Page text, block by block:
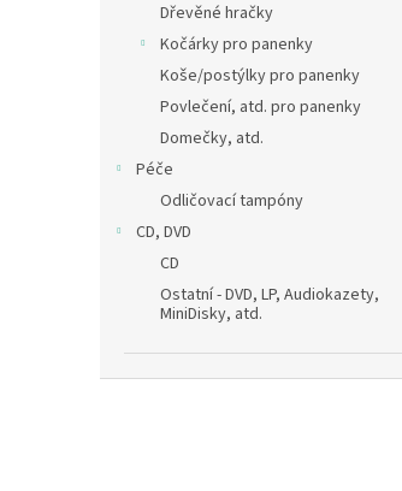
Dřevěné hračky
Kočárky pro panenky
Koše/postýlky pro panenky
Povlečení, atd. pro panenky
Domečky, atd.
Péče
Odličovací tampóny
CD, DVD
CD
Ostatní - DVD, LP, Audiokazety,
MiniDisky, atd.